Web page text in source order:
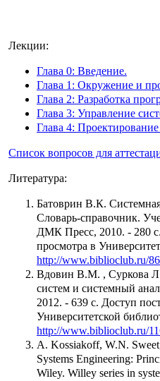
Лекции:
Глава 0: Введение.
Глава 1: Окружение и
Глава 2: Разработка
Глава 3: Управление
Глава 4:
Список вопросов для
Литература:
Батоврин В.К.
Словарь-справочник.
ДМК Пресс, 2010. - 280
просмотра в
http://www.biblioclub.ru/
Вдовин В.М. , Суркова
систем и системный
2012. - 639 с. Доступ
Университетской
http://www.biblioclub.ru/
A. Kossiakoff, W.N.
Systems Engineering:
Wiley. Willey series in